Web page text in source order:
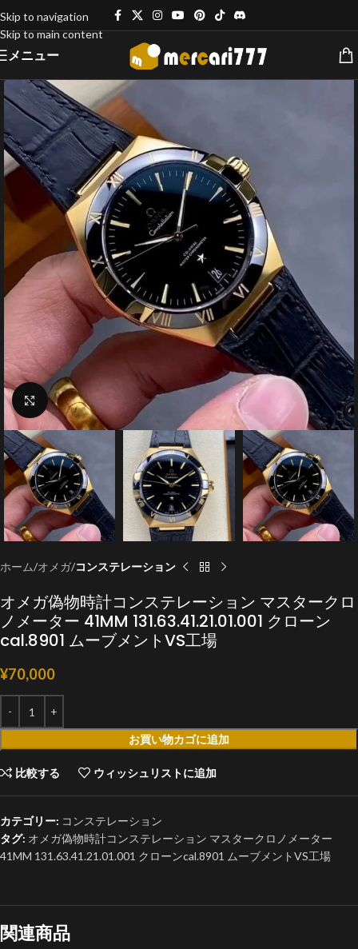
Skip to navigation
Skip to main content
メニュー
クリックで拡大
ホーム オメガ コンステレーション
オメガ偽物時計コンステレーション マスタークロ
ノメーター 41MM 131.63.41.21.01.001 クローン
cal.8901 ムーブメントVS工場
¥70,000
お買い物カゴに追加
比較する ウィッシュリストに追加
カテゴリー: コンステレーション
タグ: オメガ偽物時計コンステレーション マスタークロノメーター
41MM 131.63.41.21.01.001 クローンcal.8901 ムーブメントVS工場
関連商品